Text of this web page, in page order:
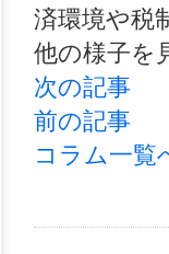
済環境や税
他の様子を
次の記事
前の記事
コラム一覧